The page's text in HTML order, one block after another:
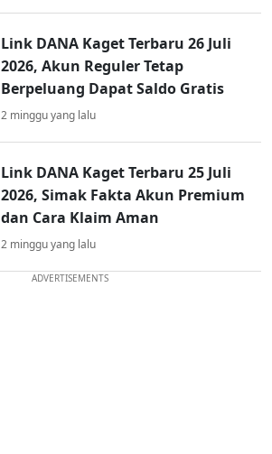
Link DANA Kaget Terbaru 26 Juli
2026, Akun Reguler Tetap
Berpeluang Dapat Saldo Gratis
2 minggu yang lalu
Link DANA Kaget Terbaru 25 Juli
2026, Simak Fakta Akun Premium
dan Cara Klaim Aman
2 minggu yang lalu
ADVERTISEMENTS